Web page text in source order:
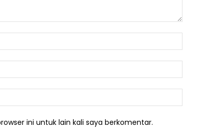
ini untuk lain kali saya berkomentar.